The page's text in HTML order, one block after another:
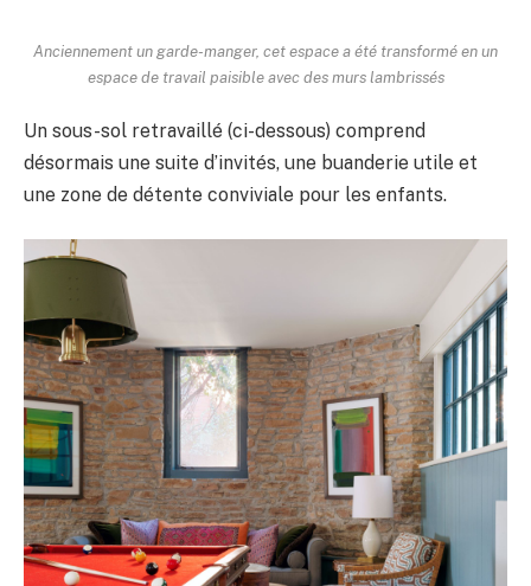
Anciennement un garde-manger, cet espace a été transformé en un
espace de travail paisible avec des murs lambrissés
Un sous-sol retravaillé (ci-dessous) comprend
désormais une suite d’invités, une buanderie utile et
une zone de détente conviviale pour les enfants.